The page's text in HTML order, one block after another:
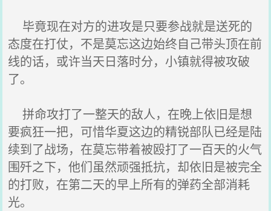
毕竟现在对方的进攻是只要参战就是送死的
态度在打仗，不是莫忘这边始终自己带头顶在前
线的话，或许当天日落时分，小镇就得被攻破
了。
拼命攻打了一整天的敌人，在晚上依旧是想
要疯狂一把，可惜华夏这边的精锐部队已经是陆
续到了战场，在莫忘带着被殴打了一百天的火气
围歼之下，他们虽然顽强抵抗，却依旧是被完全
的打败，在第二天的早上所有的弹药全部消耗
光。